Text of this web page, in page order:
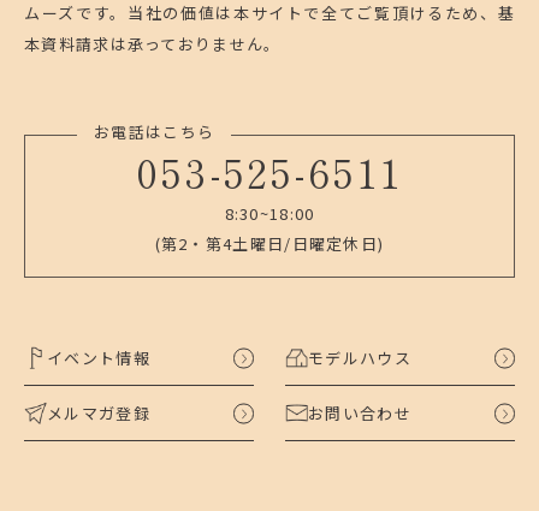
ムーズです。 当社の価値は本サイトで全てご覧頂けるため、基
本資料請求は承っておりません。
お電話はこちら
053-525-6511
8:30~18:00
(第2・第4土曜日/日曜定休日)
イベント情報 モデルハウス
メルマガ登録 お問い合わせ